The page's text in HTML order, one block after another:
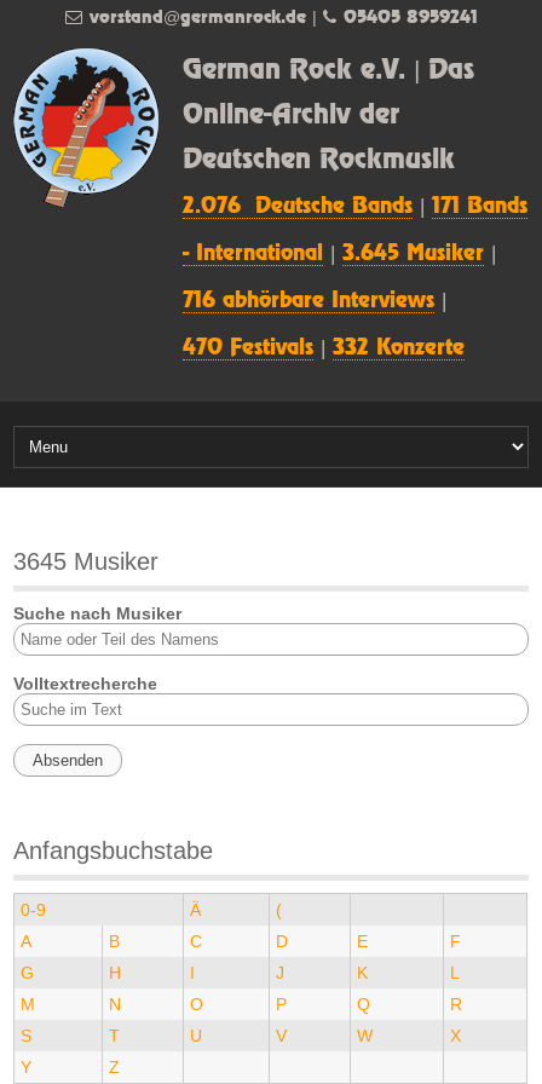
German Rock e.V. | Das
Online-Archiv der
Deutschen Rockmusik
2.076 Deutsche Bands |171 Bands
- International |3.645 Musiker
716 abhörbare Interviews
470 Festivals |332 Konzerte
vorstand@germanrock.de| 05405 8959241
3645 Musiker
Suche nach Musiker
Volltextrecherche
Anfangsbuchstabe
0-9 Ä
(
A
B C D E
F
G
H I J K
L
M
N O P Q
R
S
T U V W
X
Y
Z